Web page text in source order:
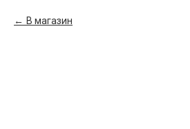
В магазин